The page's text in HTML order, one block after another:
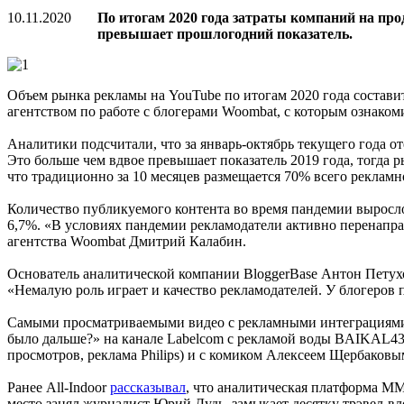
10.11.2020
По итогам 2020 года затраты компаний на
превышает прошлогодний показатель.
Объем рынка рекламы на YouTube по итогам 2020 года
агентством по работе с блогерами Woombat, с которым
Аналитики подсчитали, что за январь-октябрь текущего года
Это больше чем вдвое превышает показатель 2019 года,
что традиционно за 10 месяцев размещается 70% всего
Количество публикуемого контента во время пандемии
6,7%. «В условиях пандемии рекламодатели активно
агентства Woombat Дмитрий Калабин.
Основатель аналитической компании BloggerBase Антон
«Немалую роль играет и качество рекламодателей. У
Самыми просматриваемыми видео с рекламными
было дальше?» на канале Labelcom с рекламой воды
просмотров, реклама Philips) и с комиком Алексеем
Ранее All-Indoorрассказывал, что аналитическая платформа